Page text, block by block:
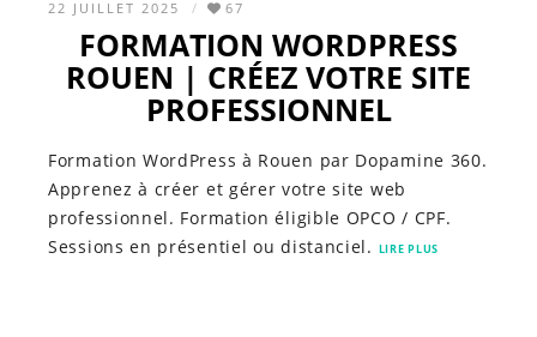
22 JUILLET 2025 67
FORMATION WORDPRESS
ROUEN | CRÉEZ VOTRE SITE
PROFESSIONNEL
Formation WordPress à Rouen par Dopamine 360.
Apprenez à créer et gérer votre site web
professionnel. Formation éligible OPCO / CPF.
Sessions en présentiel ou distanciel. LIRE PLUS